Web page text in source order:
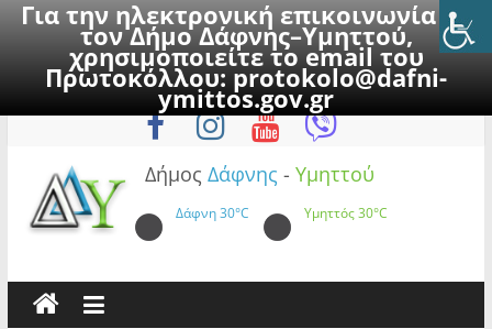
Για την ηλεκτρονική επικοινωνία με
τον Δήμο Δάφνης–Υμηττού,
χρησιμοποιείτε το email του
Πρωτοκόλλου:protokolo@dafni-
ymittos.gov.gr
to
Κυριακή, 9 Αυγούστου 2026
Δήμος Δάφνης - Υμηττού
Δάφνη30°C Υμηττός30°C